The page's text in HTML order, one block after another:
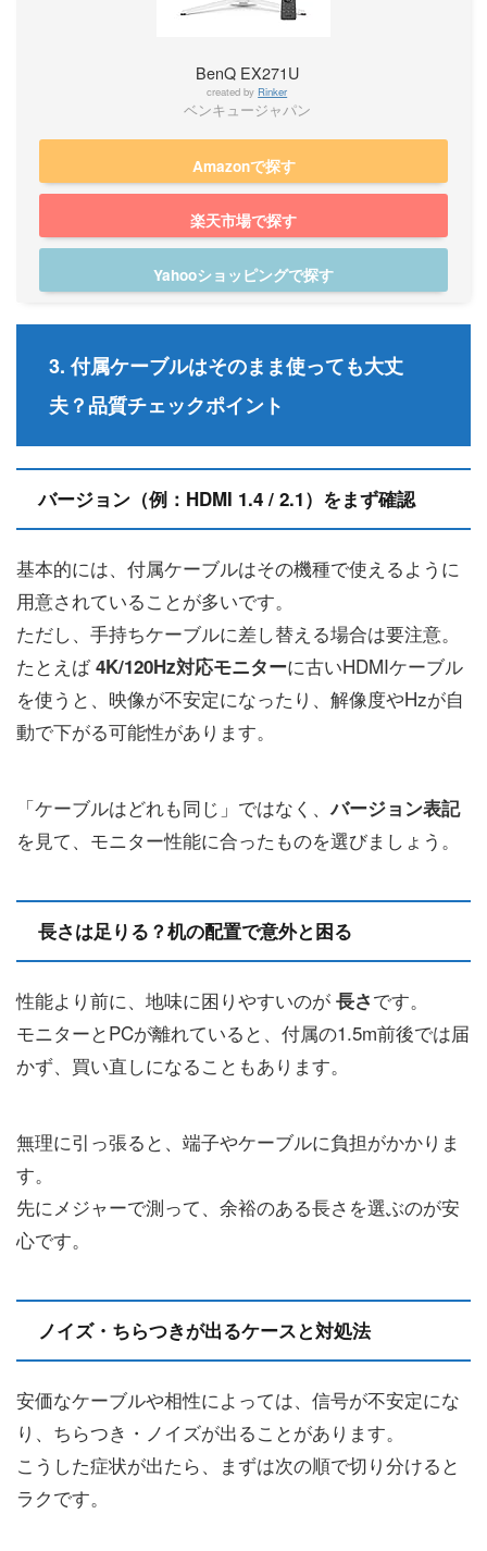
BenQ EX271U
created by Rinker
ベンキュージャパン
Amazonで探す
楽天市場で探す
Yahooショッピングで探す
3. 付属ケーブルはそのまま使っても大丈
夫？品質チェックポイント
バージョン（例：HDMI 1.4 / 2.1）をまず確認
基本的には、付属ケーブルはその機種で使えるように
用意されていることが多いです。
ただし、手持ちケーブルに差し替える場合は要注意。
たとえば4K/120Hz対応モニターに古いHDMIケーブル
を使うと、映像が不安定になったり、解像度やHzが自
動で下がる可能性があります。
「ケーブルはどれも同じ」ではなく、バージョン表記
を見て、モニター性能に合ったものを選びましょう。
長さは足りる？机の配置で意外と困る
性能より前に、地味に困りやすいのが 長さです。
モニターとPCが離れていると、付属の1.5m前後では届
かず、買い直しになることもあります。
無理に引っ張ると、端子やケーブルに負担がかかりま
す。
先にメジャーで測って、余裕のある長さを選ぶのが安
心です。
ノイズ・ちらつきが出るケースと対処法
安価なケーブルや相性によっては、信号が不安定にな
り、ちらつき・ノイズが出ることがあります。
こうした症状が出たら、まずは次の順で切り分けると
ラクです。